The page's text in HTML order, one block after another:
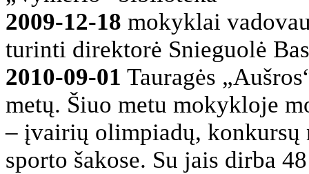
2009-12-18 mokyklai
turinti direktorė Snieguolė
2010-09-01 Tauragės
metų. Šiuo metu mokykloje
– įvairių olimpiadų,
sporto šakose. Su jais dirba